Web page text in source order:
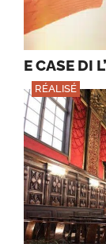
E CASE DI
RÉALISÉ